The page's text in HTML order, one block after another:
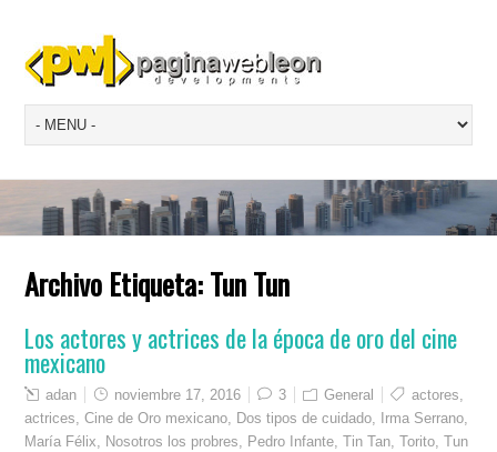
Archivo Etiqueta:Tun Tun
Los actores y actrices de la época de oro del cine
mexicano
adan noviembre 17, 2016 3 General actores
actrices ,Cine de Oro mexicano Dos tipos de cuidado Irma Serrano
María Félix
Nosotros los probres Pedro Infante ,Tin Tan ,Torito ,Tun